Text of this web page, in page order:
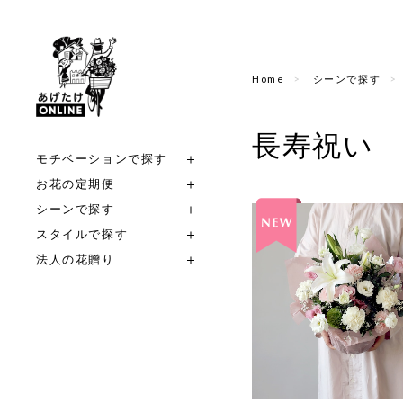
モチベーションで探す
お花の定期便
シーンで探す
スタイルで探す
法人の花贈り
Home シーンで探す
長寿祝い